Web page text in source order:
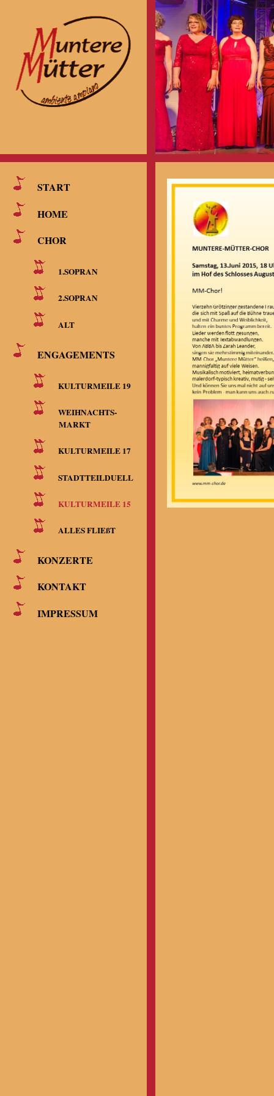
START
HOME
CHOR
1.SOPRAN
2.SOPRAN
ALT
ENGAGEMENTS
KULTURMEILE 19
WEIHNACHTS-
MARKT
KULTURMEILE 17
STADTTEILDUELL
KULTURMEILE 15
ALLES FLIEßT
KONZERTE
KONTAKT
IMPRESSUM